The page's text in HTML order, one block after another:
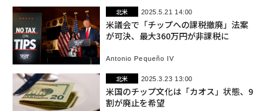
北米 2025.5.21 14:00
米議会で「チップへの課税撤廃」法案
が可決、最大360万円が非課税に
Antonio Pequeño IV
北米 2025.3.23 13:00
米国のチップ文化は「カオス」状態、9
割が廃止を希望